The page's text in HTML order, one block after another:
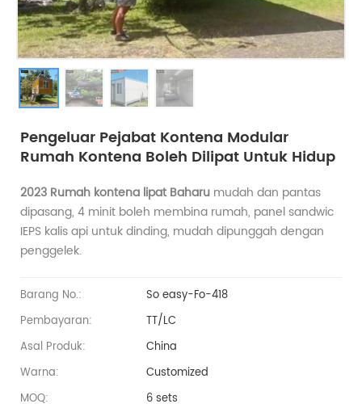
Pengeluar Pejabat Kontena Modular
Rumah Kontena Boleh Dilipat Untuk Hidup
2023 Rumah kontena lipat Baharu mudah dan pantas
dipasang, 4 minit boleh membina rumah, panel sandwic
IEPS kalis api untuk dinding, mudah dipunggah dengan
penggelek.
Barang No.:
So easy-Fo-418
Pembayaran:
TT/LC
Asal Produk:
China
Warna:
Customized
MOQ:
6 sets